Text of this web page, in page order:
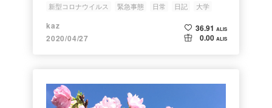
新型コロナウイルス 緊急事態 日常 日記 大学
kaz
2020/04/27
36.91 ALIS
0.00 ALIS